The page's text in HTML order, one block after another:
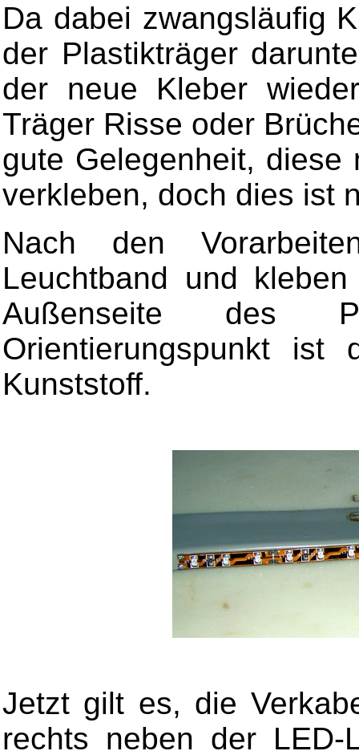
Da dabei zwangsläufig
der Plastikträger
der neue Kleber
Träger Risse oder
gute Gelegenheit, diese
verkleben, doch dies ist
Nach den
Leuchtband und
Außenseite des
Orientierungspunkt ist
Kunststoff.
Jetzt gilt es, die
rechts neben der